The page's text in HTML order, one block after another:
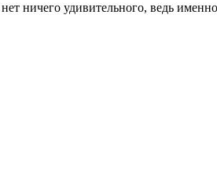
ничего удивительного, ведь